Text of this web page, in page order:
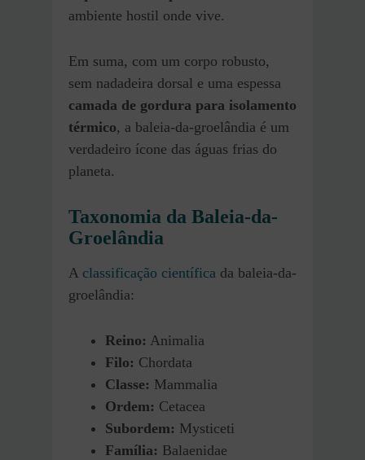
ambiente hostil onde vive.
Em suma, com um corpo robusto,
sem nadadeira dorsal e uma espessa
camada de gordura para isolamento
térmico, a baleia-da-groelândia é um
verdadeiro ícone das águas frias do
planeta.
Taxonomia da Baleia-da-
Groelândia
A classificação científica da baleia-da-
groelândia:
Reino: Animalia
Filo: Chordata
Classe: Mammalia
Ordem: Cetacea
Subordem: Mysticeti
Família: Balaenidae